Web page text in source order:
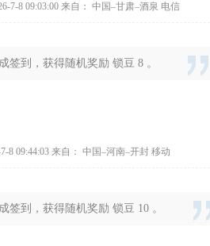
7-8 09:03:00 来自： 中国–甘肃–酒泉 电信
签到，获得随机奖励 锁豆 8 。
8 09:44:03 来自： 中国–河南–开封 移动
签到，获得随机奖励 锁豆 10 。